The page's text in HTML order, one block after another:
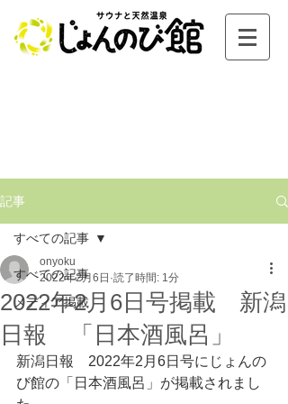
記事
すべての記事
メディア掲載
すべての記事
2022年2月6日号掲載 新潟
日報 「日本酒風呂」
onyoku
2022年2月6日 読了時間: 1分
新潟日報　2022年2月6日号にじょんの
び館の「日本酒風呂」が掲載されまし